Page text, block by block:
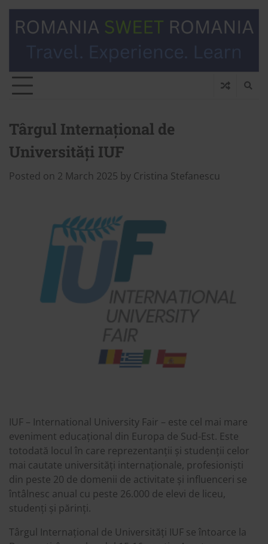
Târgul Internațional de
Universități IUF
Posted on 2 March 2025 by Cristina Stefanescu
IUF – International University Fair – este cel mai mare
eveniment educațional din Europa de Sud-Est. Este
totodată locul în care reprezentanții și studenții celor
mai cautate universități internaționale, profesioniști
din peste 20 de domenii de activitate și influenceri se
întâlnesc anual cu peste 26.000 de elevi de liceu,
studenți și părinți.
Târgul Internațional de Universități IUF se întoarce la